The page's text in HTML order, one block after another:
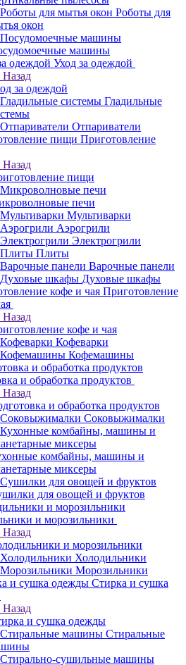
Роботы для
окон
машины
Уход за одеждой
Назад
за одеждой
Гладильные
Отпариватели
Приготовление
Назад
пищи
печи
Мультиварки
Аэрогрили
Электрогрили
Плиты
Варочные панели
Духовые шкафы
Приготовление
Назад
кофе и чая
Кофеварки
Кофемашины
и обработка продуктов
Назад
и обработка продуктов
Соковыжималки
комбайны, машины и
миксеры
для овощей и фруктов
и морозильники
Назад
и морозильники
Холодильники
Морозильники
Стирка и сушка
Назад
и сушка одежды
Стиральные